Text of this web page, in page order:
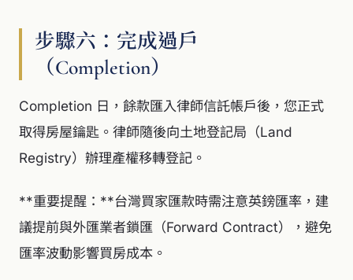
步驟六：完成過戶
（Completion）
Completion 日，餘款匯入律師信託帳戶後，您正式
取得房屋鑰匙。律師隨後向土地登記局（Land
Registry）辦理產權移轉登記。
**重要提醒：**台灣買家匯款時需注意英鎊匯率，建
議提前與外匯業者鎖匯（Forward Contract），避免
匯率波動影響買房成本。